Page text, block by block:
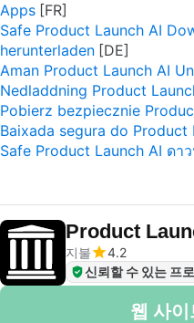
Apps
Safe Product Launch AI
herunterladen
Aman Product Launch AI
Nedladdning Product
Pobierz bezpiecznie
Baixada segura do Product
Safe Product Launch AI ด
Product
지불
4.2
신뢰할 수 있는 프
웹 사